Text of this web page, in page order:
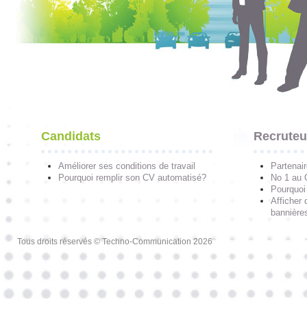
Candidats
Améliorer ses conditions de travail
Pourquoi remplir son CV automatisé?
No 1 au
Afficher
Tous droits réservés © Techno-Communication 2026